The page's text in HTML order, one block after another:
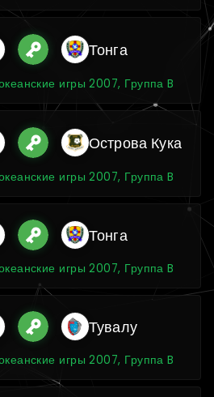
Тонга
игры 2007, Группа B
Острова Кука
игры 2007, Группа B
Тонга
игры 2007, Группа B
Тувалу
игры 2007, Группа B